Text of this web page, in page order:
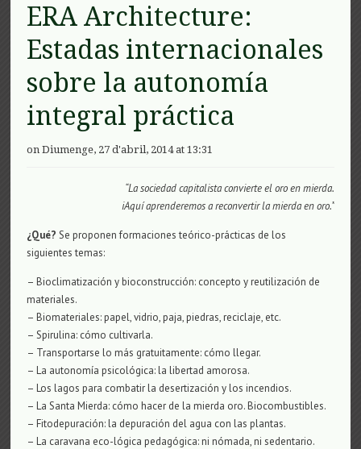
ERA Architecture:
Estadas internacionales
sobre la autonomía
integral práctica
on Diumenge, 27 d'abril, 2014 at 13:31
“La sociedad capitalista convierte el oro en mierda.
iAquí aprenderemos a reconvertir la mierda en oro.”
¿Qué? Se proponen formaciones teórico-prácticas de los
siguientes temas:
– Bioclimatización y bioconstrucción: concepto y reutilización de
materiales.
– Biomateriales: papel, vidrio, paja, piedras, reciclaje, etc.
– Spirulina: cómo cultivarla.
– Transportarse lo más gratuitamente: cómo llegar.
– La autonomía psicológica: la libertad amorosa.
– Los lagos para combatir la desertización y los incendios.
– La Santa Mierda: cómo hacer de la mierda oro. Biocombustibles.
– Fitodepuración: la depuración del agua con las plantas.
– La caravana eco-lógica pedagógica: ni nómada, ni sedentario.